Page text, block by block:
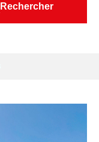
Rechercher